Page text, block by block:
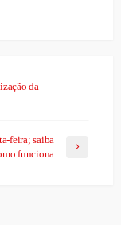
da
feira; saiba
funciona